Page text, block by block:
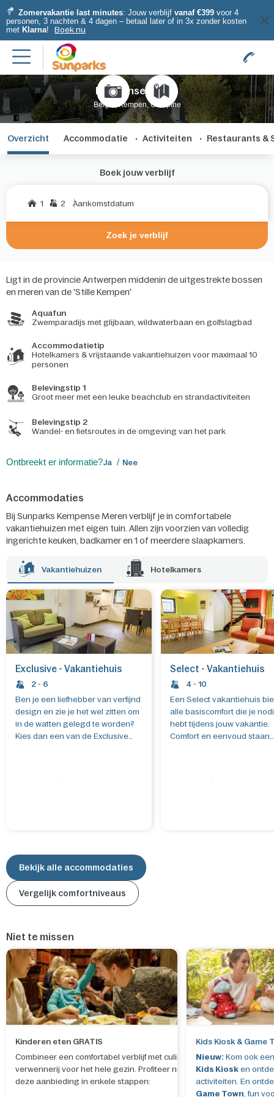
Zomervakantie last minutes: Jouw verblijf vanaf €399 voor 4
personen, 3 nachten & 4 dagen – betaal later of in 3x zonder kosten
met Klarna! Boek nu
Kempense Meren
België, Kempen, Campine
Overzicht Accommodatie Activiteiten Restaurants &
Boek jouw verblijf
1 2 Aankomstdatum
Zoek je verblijf
Ligt in de provincie Antwerpen middenin de uitgestrekte bossen
en meren van de 'Stille Kempen'
Aquafun
Zwemparadijs met glijbaan, wildwaterbaan en golfslagbad
Accommodatietip
Hotelkamers & vrijstaande vakantiehuizen voor maximaal 10
personen
Belevingstip 1
Groot meer met een leuke beachclub en strandactiviteiten
Belevingstip 2
Wandel- en fietsroutes in de omgeving van het park
Ontbreekt er informatie?Ja Nee
Accommodaties
Bij Sunparks Kempense Meren verblijf je in comfortabele
vakantiehuizen met eigen tuin. Allen zijn voorzien van volledig
ingerichte keuken, badkamer en 1 of meerdere slaapkamers.
Vakantiehuizen Hotelkamers
Exclusive - Vakantiehuis
2 - 6
Ben je een liefhebber van verfijnd
design en zie je het wel zitten om
in de watten gelegd te worden?
Kies dan een van de Exclusive
Select - Vakantiehuis
4 - 10
Een Select vakantiehuis
alle basiscomfort die je
hebt tijdens jouw vakantie.
Comfort en eenvoud staan
Bekijk alle accommodaties
Vergelijk comfortniveaus
Niet te missen
Kinderen eten GRATIS
Combineer een comfortabel verblijf met culinaire
verwennerij voor het hele gezin. Profiteer nu van
deze aanbieding in enkele stappen:
Kids Kiosk & Game
Nieuw: Kom ook
Kids Kiosk en
activiteiten. En
Game Town , fun